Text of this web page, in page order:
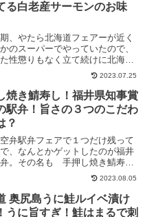
る白老産サーモンのお味
、やたら北海道フェアーが近く
のスーパーでやっていたので、
性懲りもなく立て続けに北海道
をいただくことになった。なにし
道といえばサーモンは切り離せな
るほどのイメージが強い。今回
2023.07.25
焼き鯖寿し！福井県知事賞
駅弁！旨さの３つのこだわ
？
弁駅弁フェアで１つだけ残って
、なんとかゲットしたのが福井
。その名も 手押し焼き鯖寿
１２６０円。本当なら焼きでは
鮮的な弁当にしたかったのだが、
ジの黄金色に輝くタスキの表記
2023.08.05
奥尻島うに鮭ルイベ漬け
うに旨すぎ！鮭はまるで刺